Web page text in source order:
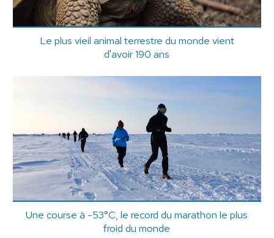
Le plus vieil animal terrestre du monde vient
d'avoir 190 ans
Une course à -53°C, le record du marathon le plus
froid du monde